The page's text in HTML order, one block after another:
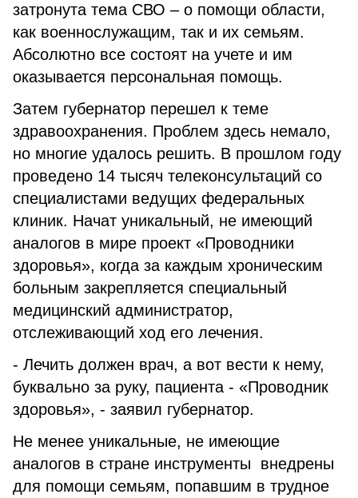
затронута тема СВО – о помощи области,
как военнослужащим, так и их семьям.
Абсолютно все состоят на учете и им
оказывается персональная помощь.
Затем губернатор перешел к теме
здравоохранения. Проблем здесь немало,
но многие удалось решить. В прошлом году
проведено 14 тысяч телеконсультаций со
специалистами ведущих федеральных
клиник. Начат уникальный, не имеющий
аналогов в мире проект «Проводники
здоровья», когда за каждым хроническим
больным закрепляется специальный
медицинский администратор,
отслеживающий ход его лечения.
- Лечить должен врач, а вот вести к нему,
буквально за руку, пациента - «Проводник
здоровья», - заявил губернатор.
Не менее уникальные, не имеющие
аналогов в стране инструменты внедрены
для помощи семьям, попавшим в трудное